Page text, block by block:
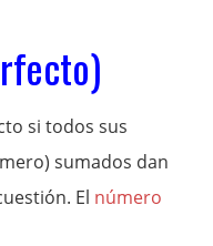
si todos sus
sumados dan
El número